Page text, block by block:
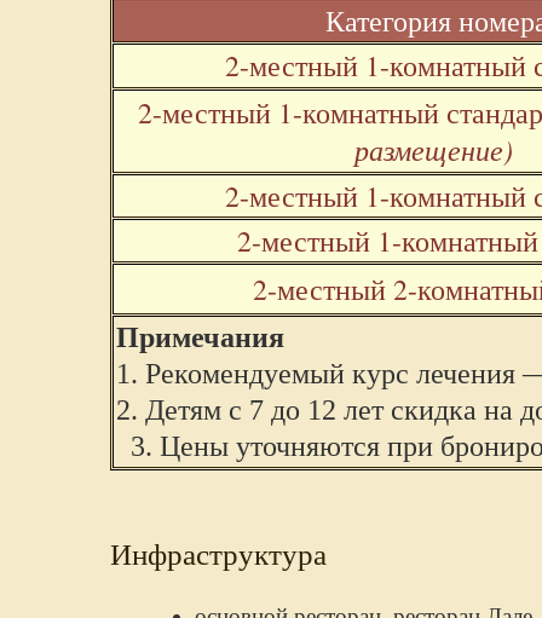
Категория
2-местный 1-комнатный
2-местный 1-комнатный
размещение)
2-местный 1-комнатный
2-местный 1-
2-местный 2-
Примечания
1. Рекомендуемый курс лечения
2. Детям с 7 до 12 лет скидка на
3. Цены уточняются при
Инфраструктура